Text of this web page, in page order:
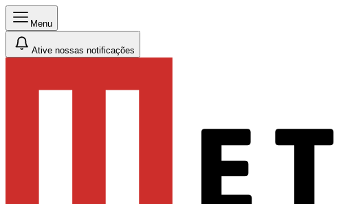
Menu
Ative nossas notificações